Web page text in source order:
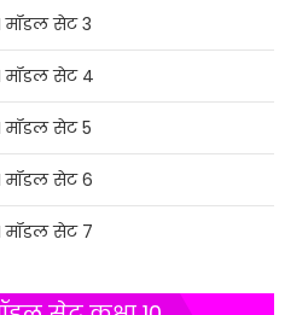
मॉडल सेट 3
मॉडल सेट 4
मॉडल सेट 5
मॉडल सेट 6
मॉडल सेट 7